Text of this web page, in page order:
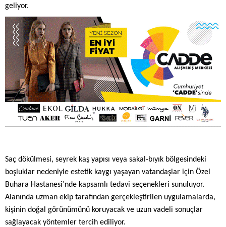
geliyor.
Saç dökülmesi, seyrek kaş yapısı veya sakal-bıyık bölgesindeki
boşluklar nedeniyle estetik kaygı yaşayan vatandaşlar için Özel
Buhara Hastanesi’nde kapsamlı tedavi seçenekleri sunuluyor.
Alanında uzman ekip tarafından gerçekleştirilen uygulamalarda,
kişinin doğal görünümünü koruyacak ve uzun vadeli sonuçlar
sağlayacak yöntemler tercih ediliyor.